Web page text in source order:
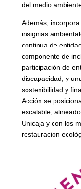
del medio
Además,
insignias
continua de
componente de
participación de
discapacidad, y
sostenibilidad y
Acción se
escalable,
Unicaja y con los
restauración